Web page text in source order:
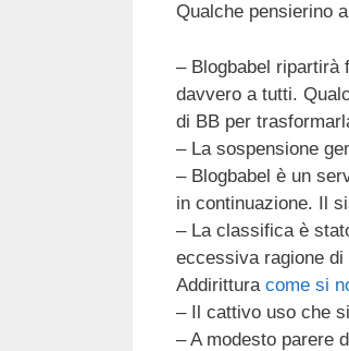
c
e
b
o
o
k
tt
er
e
a
d
s
Qualche pensierino
– Blogbabel ripartirà
davvero a tutti.
di BB per
– La sospensione
– Blogbabel è un
in continuazione. Il
– La classifica è
eccessiva ragione
Addirittura come si
– Il cattivo uso che
– A modesto parere